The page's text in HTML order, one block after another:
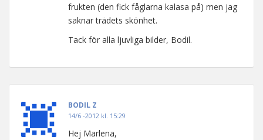
frukten (den fick fåglarna kalasa på) men jag
saknar trädets skönhet.
Tack för alla ljuvliga bilder, Bodil.
BODIL Z
14/6 -2012 kl. 15:29
Hej Marlena,